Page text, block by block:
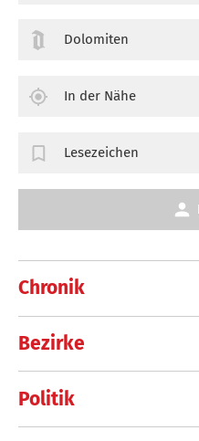
Chronik
Bezirke
Politik
Dolomiten
In der Nähe
Lesezeichen